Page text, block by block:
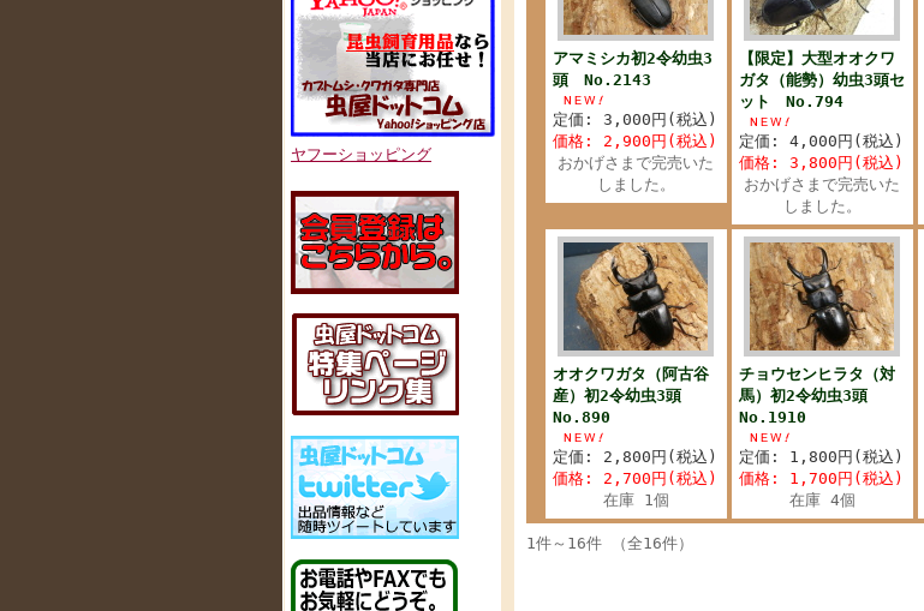
ヤフーショッピング
アマミシカ初2令幼虫3
頭 No.2143
定価: 3,000円(税込)
価格: 2,900円(税込)
おかげさまで完売いた
しました。
【限定】大型オオクワ
ガタ（能勢）幼虫3頭セ
ット No.794
定価: 4,000円(税込)
価格: 3,800円(税込)
おかげさまで完売いた
しました。
オオクワガタ（阿古谷
産）初2令幼虫3頭
No.890
定価: 2,800円(税込)
価格: 2,700円(税込)
在庫 1個
チョウセンヒラタ（対
馬）初2令幼虫3頭
No.1910
定価: 1,800円(税込)
価格: 1,700円(税込)
在庫 4個
1件～16件 （全16件）